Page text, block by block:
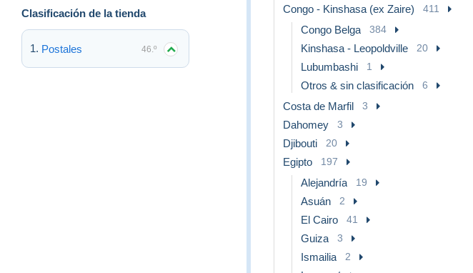
Clasificación de la tienda
Postales 46.º
Congo - Kinshasa (ex Zaire) 411
Congo Belga 384
Kinshasa - Leopoldville 20
Lubumbashi 1
Otros & sin clasificación 6
Costa de Marfil 3
Dahomey 3
Djibouti 20
Egipto 197
Alejandría 19
Asuán 2
El Cairo 41
Guiza 3
Ismailia 2